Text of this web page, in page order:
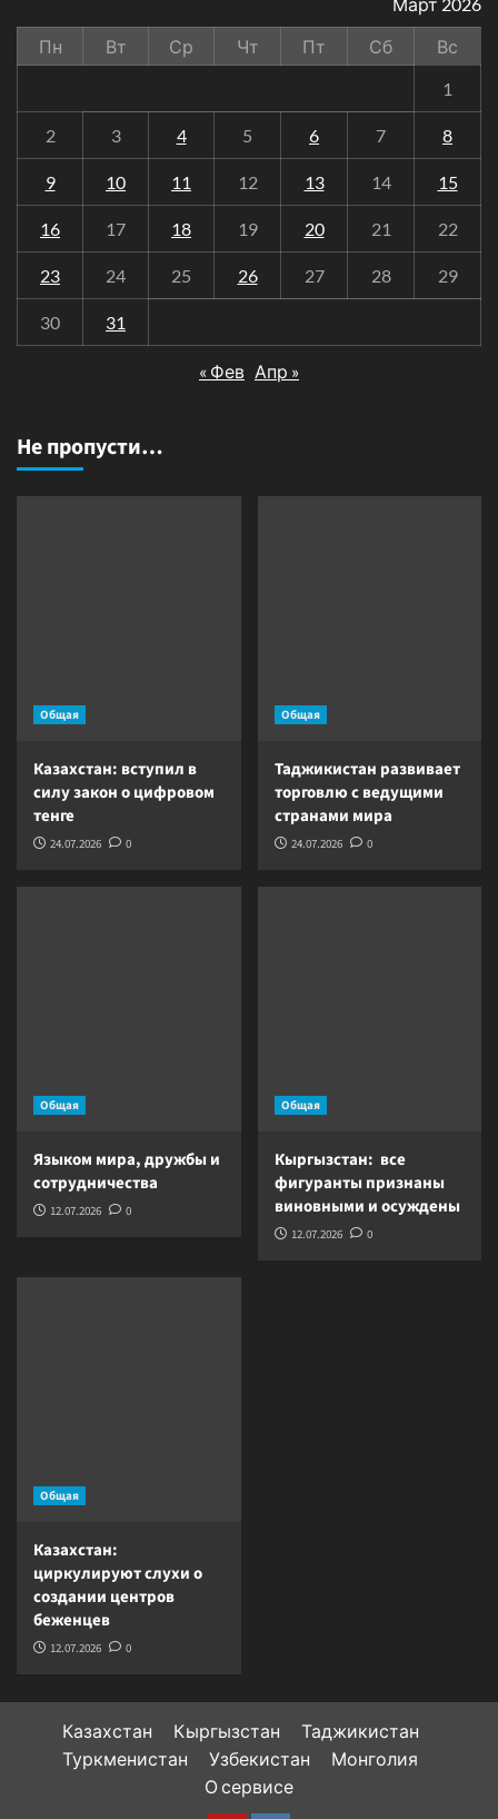
Пн
Вт Ср Чт Пт Сб
Вс
1
2 3 4 5 6 7 8
9 10 11 12 13 14 15
16 17 18 19 20 21 22
23 24 25 26 27 28 29
30 31
« Фев Апр »
Не пропусти…
Общая
Казахстан: вступил в
силу закон о цифровом
тенге
24.07.2026 0
Общая
Таджикистан развивает
торговлю с ведущими
странами мира
24.07.2026 0
Общая
Языком мира, дружбы и
сотрудничества
12.07.2026 0
Общая
Кыргызстан: все
фигуранты признаны
виновными и осуждены
12.07.2026 0
Общая
Казахстан:
циркулируют слухи о
создании центров
беженцев
12.07.2026 0
Казахстан Кыргызстан
Таджикистан
Туркменистан
Узбекистан
Монголия
О сервисе